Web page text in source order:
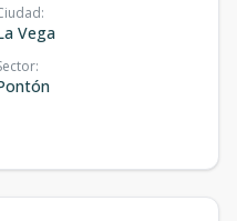
:
Vega
: